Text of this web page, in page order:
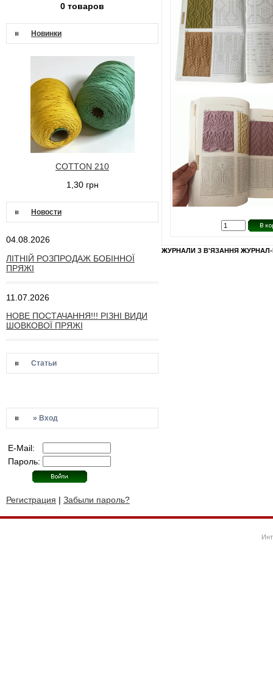
0 товаров
Новинки
COTTON 210
1,30 грн
Новости
04.08.2026
ЛІТНІЙ РОЗПРОДАЖ БОБІННОЇ
ПРЯЖІ
11.07.2026
НОВЕ ПОСТАЧАННЯ!!! РІЗНІ ВИДИ
ШОВКОВОЇ ПРЯЖІ
Статьи
» Вход
E-Mail:
Пароль:
Регистрация | Забыли пароль?
ЖУРНАЛИ З В'ЯЗАННЯ ЖУРНАЛ-